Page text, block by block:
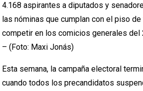
4.168 aspirantes a diputados y
las nóminas que cumplan con el piso
competir en los comicios generales del
– (Foto: Maxi Jonás)
Esta semana, la campaña electoral
cuando todos los precandidatos